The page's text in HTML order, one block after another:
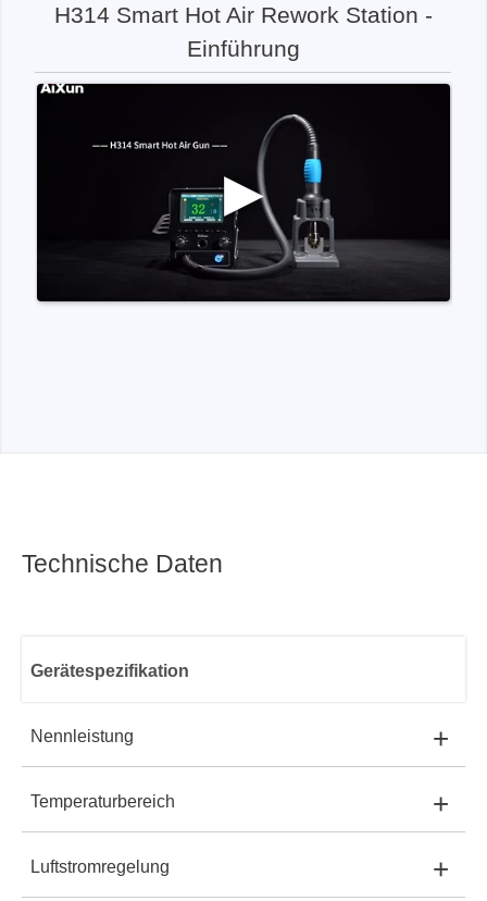
H314 Smart Hot Air Rework Station -
Einführung
Technische Daten
Gerätespezifikation
H314
Nennleistung
H314: 1400W
+
Temperaturbereich
H314: 100°C-500°C
+
Luftstromregelung +